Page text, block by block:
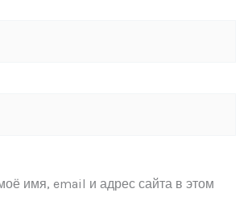
имя, email и адрес сайта в этом